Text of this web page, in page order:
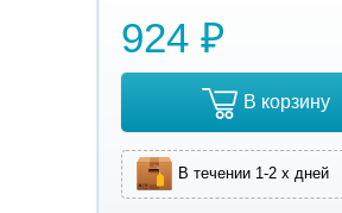
924 ₽
В корзину
В течении 1-2 х дней